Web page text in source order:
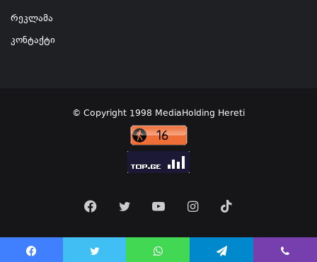
რეკლამა
კონტაქტი
© Copyright 1998 MediaHolding Hereti
FacebookTwitter YouTubeInstagram